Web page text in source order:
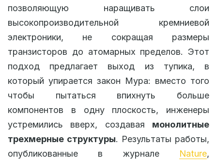
позволяющую наращивать слои
высокопроизводительной кремниевой
электроники, не сокращая размеры
транзисторов до атомарных пределов. Этот
подход предлагает выход из тупика, в
который упирается закон Мура: вместо того
чтобы пытаться впихнуть больше
компонентов в одну плоскость, инженеры
устремились вверх, создавая монолитные
трехмерные структуры. Результаты работы,
опубликованные в журнале Nature,